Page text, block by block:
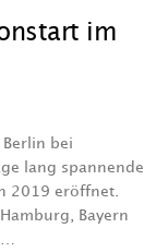
im
Berlin bei
lang spannende
2019 eröffnet.
Bayern